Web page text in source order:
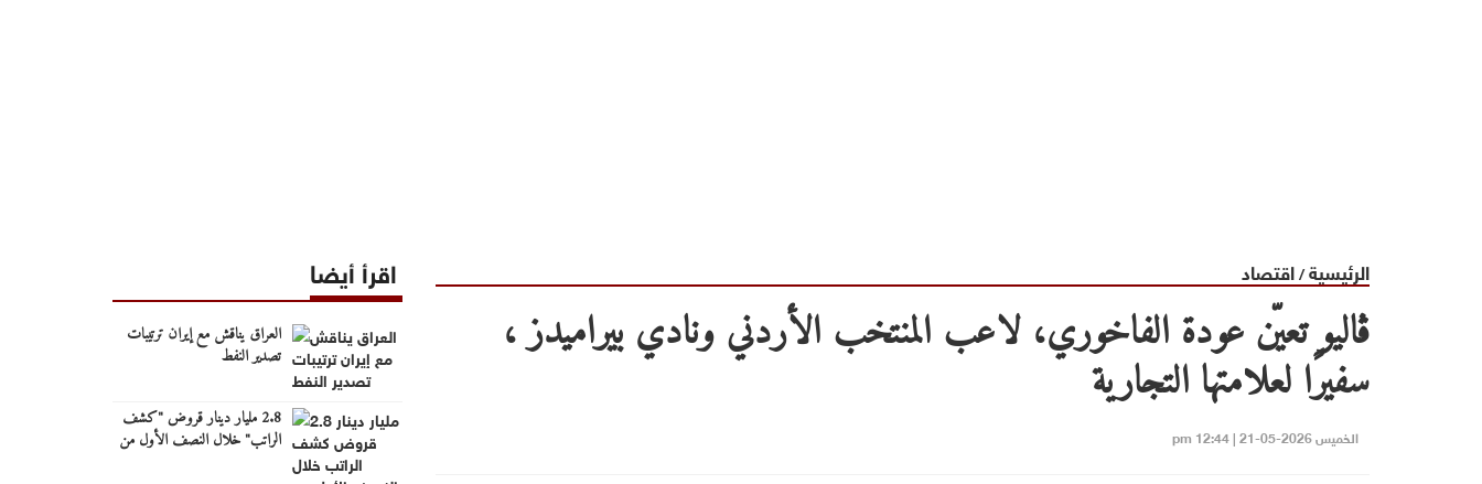
الرئيسية/اقتصاد
ڤاليو تعيّن عودة الفاخوري، لاعب المنتخب الأردني ونادي بيراميدز ،
سفيرًا لعلامتها التجارية
الخميس 2026-05-21 | 12:44 pm
اقرأ أيضا
العراق يناقش مع إيران ترتيبات
تصدير النفط
2.8 مليار دينار قروض "كشف
الراتب" خلال النصف الأول من